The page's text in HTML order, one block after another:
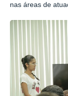
nas áreas de